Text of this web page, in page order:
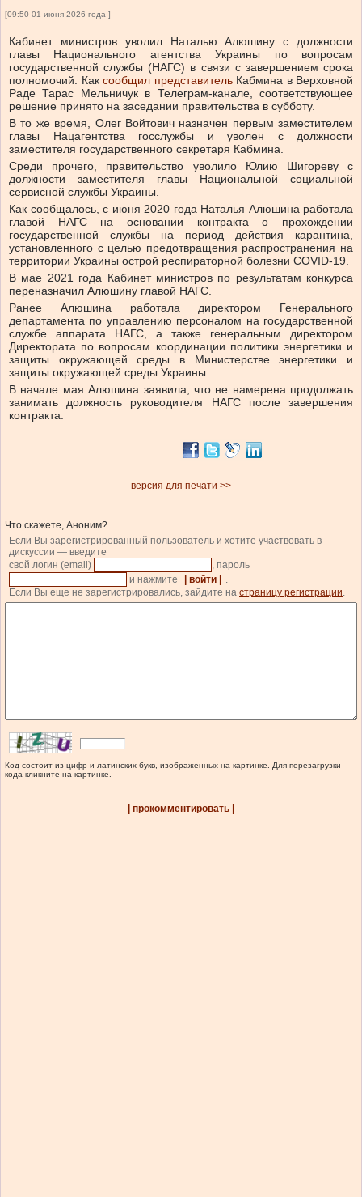
[09:50 01 июня 2026 года ]
Кабинет министров уволил Наталью Алюшину с должности
главы Национального агентства Украины по вопросам
государственной службы (НАГС) в связи с завершением срока
полномочий. Как сообщил представительКабмина в Верховной
Раде Тарас Мельничук в Телеграм-канале, соответствующее
решение принято на заседании правительства в субботу.
В то же время, Олег Войтович назначен первым заместителем
главы Нацагентства госслужбы и уволен с должности
заместителя государственного секретаря Кабмина.
Среди прочего, правительство уволило Юлию Шигореву с
должности заместителя главы Национальной социальной
сервисной службы Украины.
Как сообщалось, с июня 2020 года Наталья Алюшина работала
главой НАГС на основании контракта о прохождении
государственной службы на период действия карантина,
установленного с целью предотвращения распространения на
территории Украины острой респираторной болезни CОVID-19.
В мае 2021 года Кабинет министров по результатам конкурса
переназначил Алюшину главой НАГС.
Ранее Алюшина работала директором Генерального
департамента по управлению персоналом на государственной
службе аппарата НАГС, а также генеральным директором
Директората по вопросам координации политики энергетики и
защиты окружающей среды в Министерстве энергетики и
защиты окружающей среды Украины.
В начале мая Алюшина заявила, что не намерена продолжать
занимать должность руководителя НАГС после завершения
контракта.
версия для печати >>
Что скажете, Аноним?
Если Вы зарегистрированный пользователь и хотите участвовать в
дискуссии — введите
свой логин (email)
, пароль
и нажмите
| войти |
.
Если Вы еще не зарегистрировались, зайдите на страницу регистрации.
Код состоит из цифр и латинских букв, изображенных на картинке. Для перезагрузки
кода кликните на картинке.
| прокомментировать |